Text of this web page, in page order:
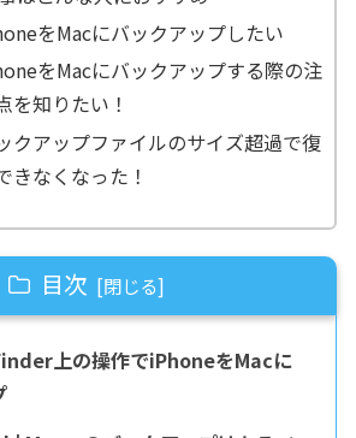
をMacにバックアップしたい
をMacにバックアップする際の注
を知りたい！
クアップファイルのサイズ超過で復
きなくなった！
目次
上の操作でiPhoneをMacに